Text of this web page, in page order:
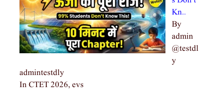
Kn…
By
admin
@testdl
y
admintestdly
In CTET 2026, evs